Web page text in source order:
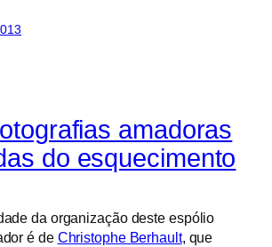
amadoras
do esquecimento
da organização deste espólio
é de Christophe Berhault, que